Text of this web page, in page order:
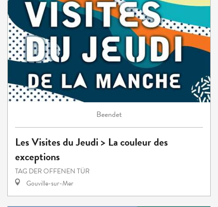
Beendet
Les Visites du Jeudi > La couleur des
exceptions
TAG DER OFFENEN TÜR
Gouville-sur-Mer